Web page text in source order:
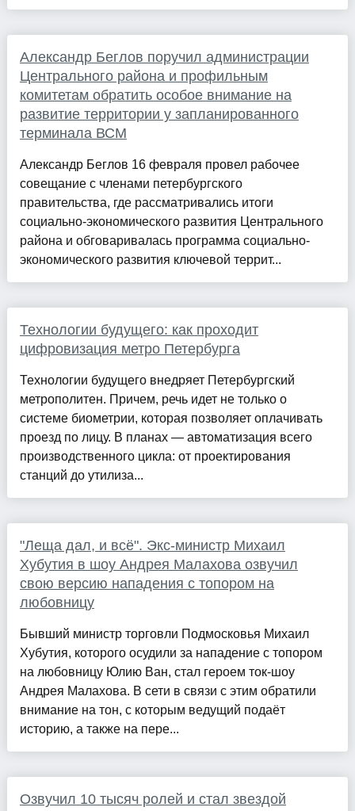
Александр Беглов поручил администрации
Центрального района и профильным
комитетам обратить особое внимание на
развитие территории у запланированного
терминала ВСМ
Александр Беглов 16 февраля провел рабочее
совещание с членами петербургского
правительства, где рассматривались итоги
социально-экономического развития Центрального
района и обговаривалась программа социально-
экономического развития ключевой террит...
Технологии будущего: как проходит
цифровизация метро Петербурга
Технологии будущего внедряет Петербургский
метрополитен. Причем, речь идет не только о
системе биометрии, которая позволяет оплачивать
проезд по лицу. В планах — автоматизация всего
производственного цикла: от проектирования
станций до утилиза...
"Леща дал, и всё". Экс-министр Михаил
Хубутия в шоу Андрея Малахова озвучил
свою версию нападения с топором на
любовницу
Бывший министр торговли Подмосковья Михаил
Хубутия, которого осудили за нападение с топором
на любовницу Юлию Ван, стал героем ток-шоу
Андрея Малахова. В сети в связи с этим обратили
внимание на тон, с которым ведущий подаёт
историю, а также на пере...
Озвучил 10 тысяч ролей и стал звездой